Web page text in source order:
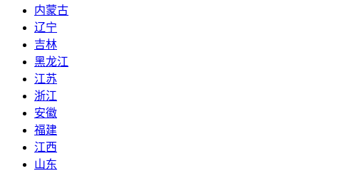
内蒙古
辽宁
吉林
黑龙江
江苏
浙江
安徽
福建
江西
山东